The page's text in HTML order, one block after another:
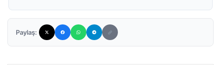
Paylaş: